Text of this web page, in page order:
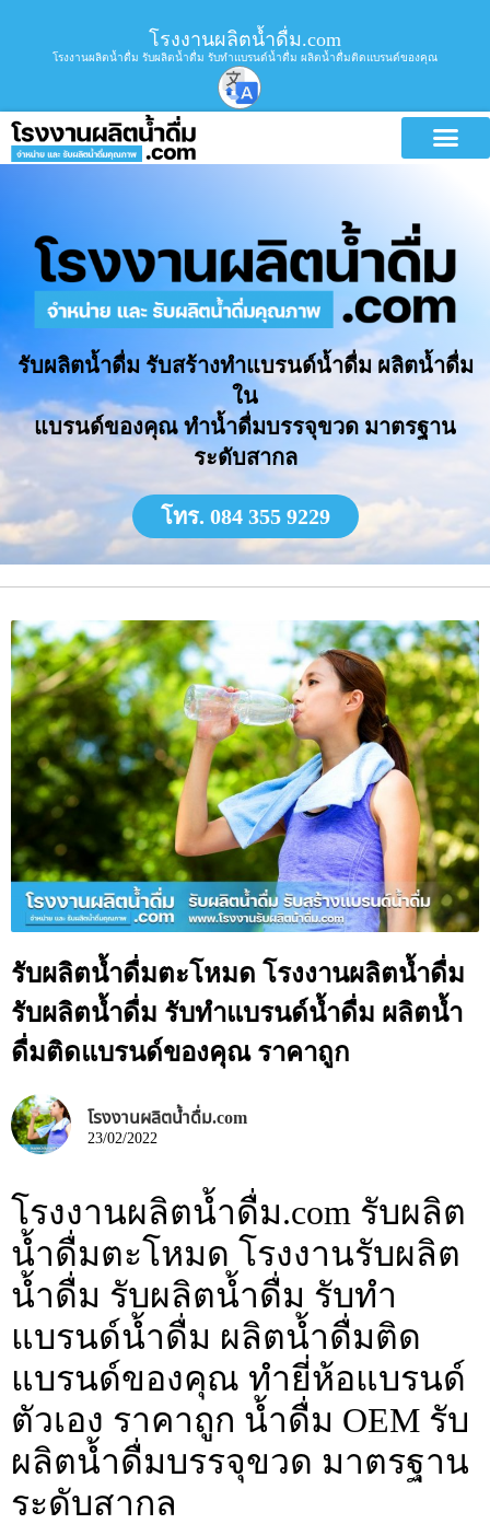
โรงงานผลิตน้ำดื่ม.com
โรงงานผลิตน้ำดื่ม รับผลิตน้ำดื่ม รับทำแบรนด์น้ำดื่ม ผลิตน้ำดื่มติดแบรนด์ของคุณ
รับผลิตน้ำดื่ม รับสร้างทำแบรนด์น้ำดื่ม ผลิตน้ำดื่ม
ใน
แบรนด์ของคุณ ทำน้ำดื่มบรรจุขวด มาตรฐาน
ระดับสากล
โทร. 084 355 9229
รับผลิตน้ำดื่มตะโหมด โรงงานผลิตน้ำดื่ม
รับผลิตน้ำดื่ม รับทำแบรนด์น้ำดื่ม ผลิตน้ำ
ดื่มติดแบรนด์ของคุณ ราคาถูก
โรงงานผลิตน้ำดื่ม.com
23/02/2022
โรงงานผลิตน้ำดื่ม.com รับผลิต
น้ำดื่มตะโหมด โรงงานรับผลิต
น้ำดื่ม รับผลิตน้ำดื่ม รับทำ
แบรนด์น้ำดื่ม ผลิตน้ำดื่มติด
แบรนด์ของคุณ ทำยี่ห้อแบรนด์
ตัวเอง ราคาถูก น้ำดื่ม OEM รับ
ผลิตน้ำดื่มบรรจุขวด มาตรฐาน
ระดับสากล